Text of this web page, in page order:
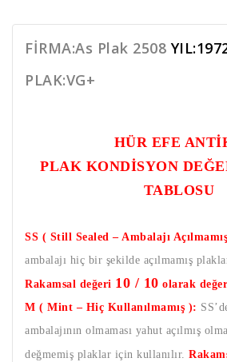
FİRMA:As Plak 2508
PLAK:VG+
HÜR EFE
PLAK KONDİSYON
TABLOSU
SS ( Still Sealed – Ambalajı
ambalajı hiç bir şekilde açılmamış
Rakamsal değeri 10 / 10 olarak
M ( Mint – Hiç Kullanılmamış ):
ambalajının olmaması yahut açılmış
değmemiş plaklar için kullanılır.